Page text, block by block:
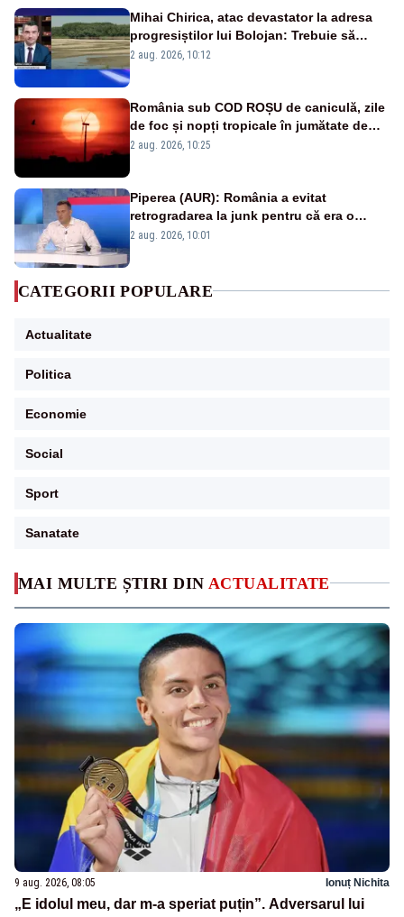
MAI MULTE ȘTIRI DIN ACTUALITATE
9 aug. 2026, 08:05 Ionuț Nichita
„E idolul meu, dar m-a speriat puțin”. Adversarul lui
Mihai Chirica, atac devastator la adresa
progresiștilor lui Bolojan: Trebuie să
protejăm și natura, dar nu șținem omaneii
2 aug. 2026, 10:12
România sub COD ROȘU de caniculă, zile
de foc și nopți tropicale în jumătate de
țară
2 aug. 2026, 10:25
Piperea (AUR): România a evitat
retrogradarea la junk pentru că era o
catastrofă pentru bănci și fondurile de
2 aug. 2026, 10:01
CATEGORII POPULARE
Actualitate
Politica
Economie
Social
Sport
Sanatate